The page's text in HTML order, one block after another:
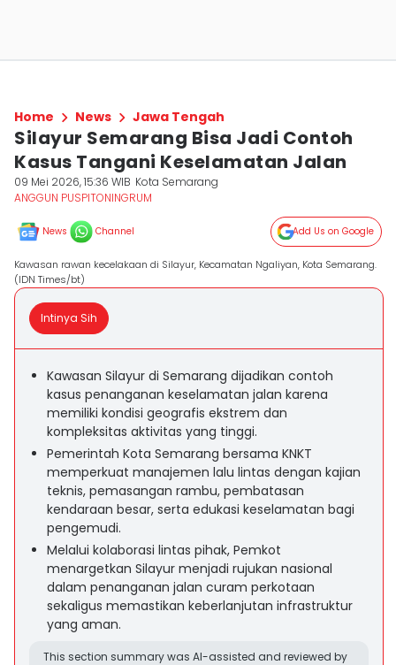
Home News Jawa Tengah
Silayur Semarang Bisa Jadi Contoh
Kasus Tangani Keselamatan Jalan
09 Mei 2026, 15:36 WIB Kota Semarang
ANGGUN PUSPITONINGRUM
News Channel Add Us on Google
Kawasan rawan kecelakaan di Silayur, Kecamatan Ngaliyan, Kota Semarang.
(IDN Times/bt)
Intinya Sih
Kawasan Silayur di Semarang dijadikan contoh
kasus penanganan keselamatan jalan karena
memiliki kondisi geografis ekstrem dan
kompleksitas aktivitas yang tinggi.
Pemerintah Kota Semarang bersama KNKT
memperkuat manajemen lalu lintas dengan kajian
teknis, pemasangan rambu, pembatasan
kendaraan besar, serta edukasi keselamatan bagi
pengemudi.
Melalui kolaborasi lintas pihak, Pemkot
menargetkan Silayur menjadi rujukan nasional
dalam penanganan jalan curam perkotaan
sekaligus memastikan keberlanjutan infrastruktur
yang aman.
This section summary was AI-assisted and reviewed by